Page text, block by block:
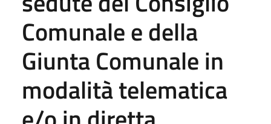
Comunale e della
Giunta Comunale in
modalità telematica